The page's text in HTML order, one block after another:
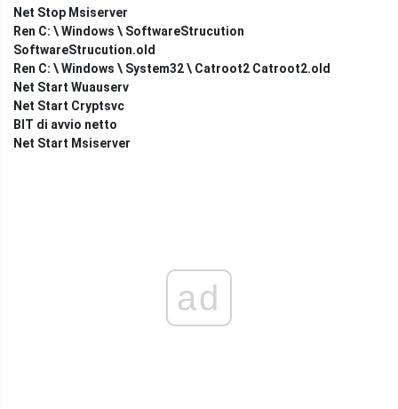
Net Stop Msiserver
Ren C: \ Windows \ SoftwareStrucution
SoftwareStrucution.old
Ren C: \ Windows \ System32 \ Catroot2 Catroot2.old
Net Start Wuauserv
Net Start Cryptsvc
BIT di avvio netto
Net Start Msiserver
ad